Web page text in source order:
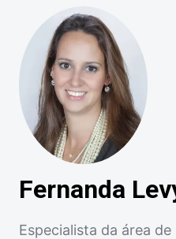
Fernanda
Especialista da área